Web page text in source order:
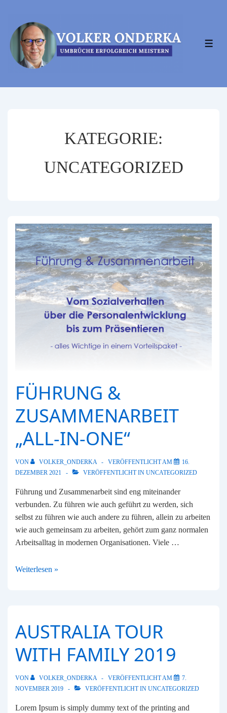
Inhalt
KATEGORIE:
UNCATEGORIZED
FÜHRUNG &
ZUSAMMENARBEIT
„ALL-IN-ONE“
VON VOLKER_ONDERKA VERÖFFENTLICHT AM
16.
DEZEMBER 2021
VERÖFFENTLICHT IN UNCATEGORIZED
Führung und Zusammenarbeit sind eng miteinander
verbunden. Zu führen wie auch geführt zu werden, sich
selbst zu führen wie auch andere zu führen, allein zu arbeiten
wie auch gemeinsam zu arbeiten, gehört zum ganz normalen
Arbeitsalltag in modernen Organisationen. Viele …
Führung
One“
Weiterlesen »
AUSTRALIA TOUR
WITH FAMILY 2019
VON VOLKER_ONDERKA VERÖFFENTLICHT AM
7.
NOVEMBER 2019
VERÖFFENTLICHT IN UNCATEGORIZED
Lorem Ipsum is simply dummy text of the printing and